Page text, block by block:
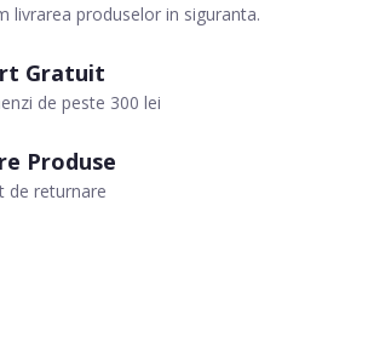
livrarea produselor in siguranta.
Gratuit
de peste 300 lei
Produse
de returnare